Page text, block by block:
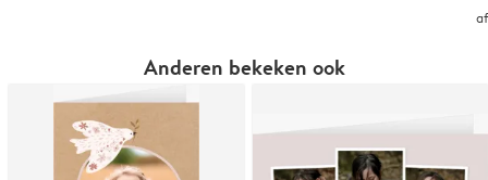
Anderen bekeken ook